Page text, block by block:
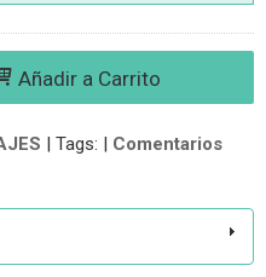
Añadir a Carrito
| Tags: | Comentarios